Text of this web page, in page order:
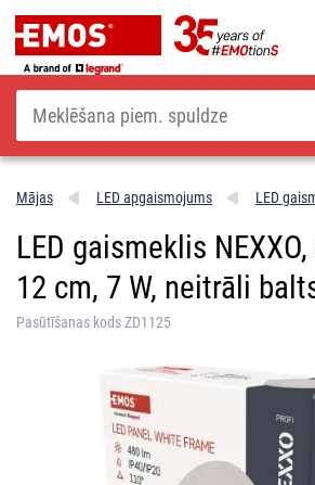
Meklēšana
Mājas LED apgaismojums LED
LED gaismeklis
12 cm, 7 W, neitrāli
Pasūtīšanas kods ZD1125